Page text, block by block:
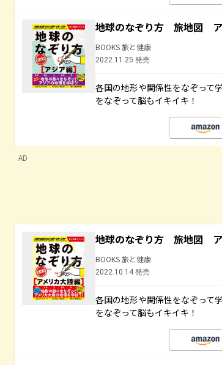
地球のなぞり方 旅地図 ア
BOOKS 旅と健康
2022.11.25 発売
各国の地形や関係性をなぞって
をなぞって脳もイキイキ！
AD
地球のなぞり方 旅地図 ア
BOOKS 旅と健康
2022.10.14 発売
各国の地形や関係性をなぞって
をなぞって脳もイキイキ！